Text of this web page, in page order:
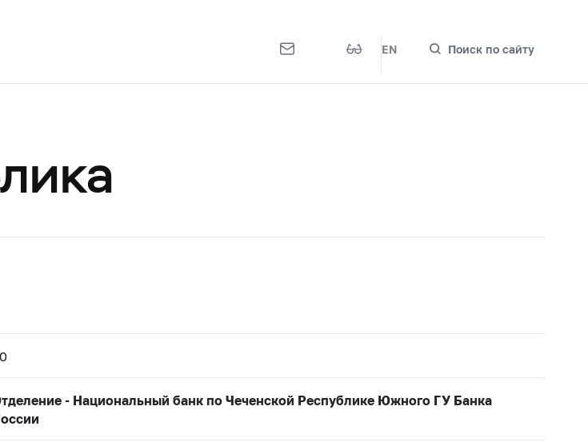
EN Поиск по сайту
- Национальный банк по Чеченской Республике Южного ГУ Банка